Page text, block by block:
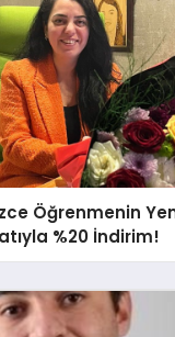
Öğrenmenin
%20 İndirim!